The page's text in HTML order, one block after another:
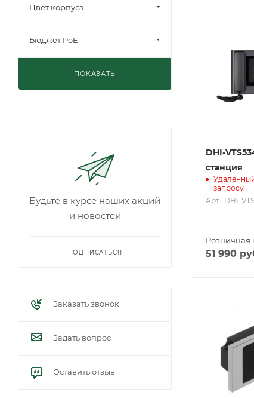
DHI-
станция
запросу
Арт.: DHI-
Розничная
51 990
Цвет корпуса
Бюджет PoE
ПОКАЗАТЬ
Будьте в курсе наших акций
и новостей
ПОДПИСАТЬСЯ
Заказать звонок
Задать вопрос
Оставить отзыв